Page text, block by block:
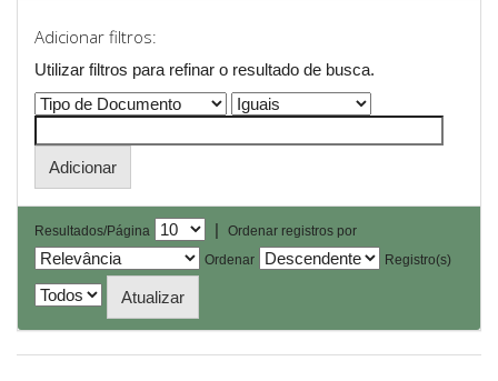
Adicionar filtros:
Utilizar filtros para refinar o resultado de busca.
Resultados/Página |
Ordenar registros por
Ordenar
Registro(s)